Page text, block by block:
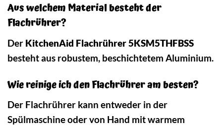
Aus welchem Material besteht der
Flachrührer?
Der KitchenAid Flachrührer 5KSM5THFBSS
besteht aus robustem, beschichtetem Aluminium.
Wie reinige ich den Flachrührer am besten?
Der Flachrührer kann entweder in der
Spülmaschine oder von Hand mit warmem